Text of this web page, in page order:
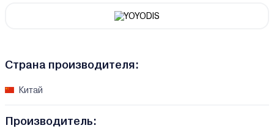
Страна производителя:
Китай
Производитель: